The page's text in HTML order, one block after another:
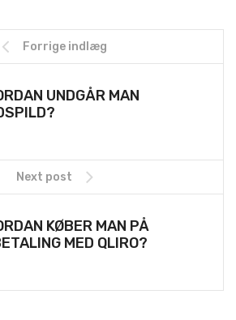
Forrige indlæg
UNDGÅR MAN
Next post
KØBER MAN PÅ
MED QLIRO?